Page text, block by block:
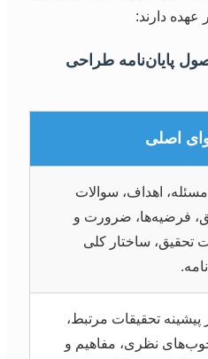
دارند:
فصول پایان‌نامه طراحی
اصلی
مسئله، اهداف، سوالات
فرضیه‌ها، ضرورت و
تحقیق، ساختار کلی
پیشینه تحقیقات مرتبط،
نظری، مفاهیم و